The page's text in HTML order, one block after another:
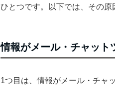
ひとつです。以下では、その原
情報がメール・チャット
1つ目は、情報がメール・チャ